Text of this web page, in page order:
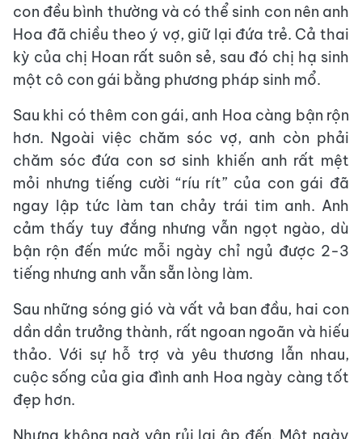
con đều bình thường và có thể sinh con nên anh
Hoa đã chiều theo ý vợ, giữ lại đứa trẻ. Cả thai
kỳ của chị Hoan rất suôn sẻ, sau đó chị hạ sinh
một cô con gái bằng phương pháp sinh mổ.
Sau khi có thêm con gái, anh Hoa càng bận rộn
hơn. Ngoài việc chăm sóc vợ, anh còn phải
chăm sóc đứa con sơ sinh khiến anh rất mệt
mỏi nhưng tiếng cười “ríu rít” của con gái đã
ngay lập tức làm tan chảy trái tim anh. Anh
cảm thấy tuy đắng nhưng vẫn ngọt ngào, dù
bận rộn đến mức mỗi ngày chỉ ngủ được 2-3
tiếng nhưng anh vẫn sẵn lòng làm.
Sau những sóng gió và vất vả ban đầu, hai con
dần dần trưởng thành, rất ngoan ngoãn và hiếu
thảo. Với sự hỗ trợ và yêu thương lẫn nhau,
cuộc sống của gia đình anh Hoa ngày càng tốt
đẹp hơn.